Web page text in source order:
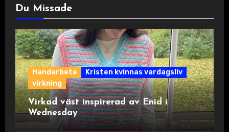
Du Missade
Handarbete
Kristen kvinnas vardagsliv
virkning
Virkad väst inspirerad av Enid i
Wednesday